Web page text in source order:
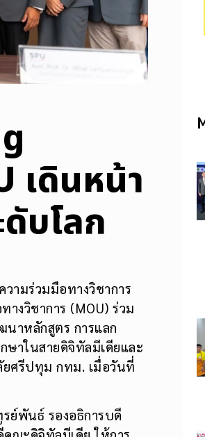
เดินหน้า
บโลก
มร่วมมือทางวิชาการ
วิชาการ (MOU) ร่วม
าหลักสูตร การแลก
าในสายดิจิทัลมีเดียและ
ศรีปทุม กทม. เมื่อวันที่
ย์พันธ์ รองอธิการบดี